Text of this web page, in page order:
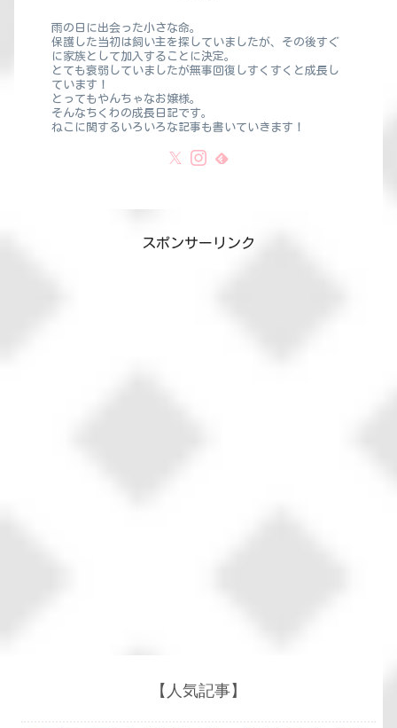
雨の日に出会った小さな命。
保護した当初は飼い主を探していましたが、その後すぐ
に家族として加入することに決定。
とても衰弱していましたが無事回復しすくすくと成長し
ています！
とってもやんちゃなお嬢様。
そんなちくわの成長日記です。
ねこに関するいろいろな記事も書いていきます！
スポンサーリンク
【人気記事】